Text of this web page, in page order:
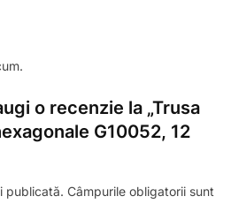
o recenzie la „Trusa
G10052, 12
publicată. Câmpurile obligatorii sunt